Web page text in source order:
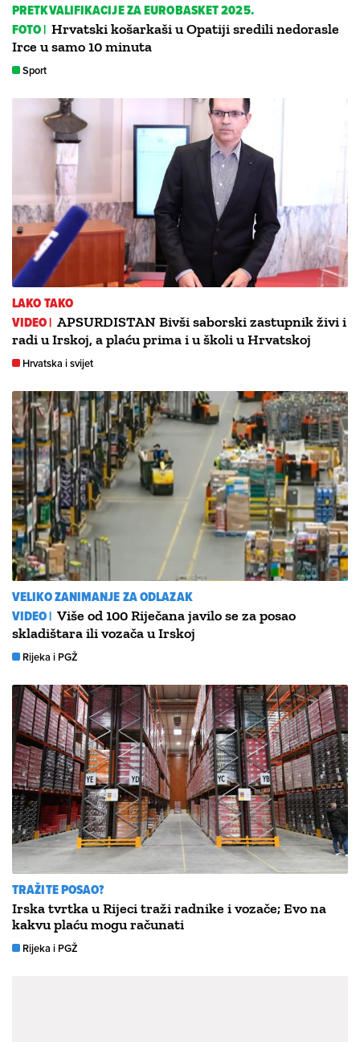
PRETKVALIFIKACIJE ZA EUROBASKET 2025.
FOTO | Hrvatski košarkaši u Opatiji sredili nedorasle
Irce u samo 10 minuta
Sport
LAKO TAKO
VIDEO | APSURDISTAN Bivši saborski zastupnik živi i
radi u Irskoj, a plaću prima i u školi u Hrvatskoj
Hrvatska i svijet
VELIKO ZANIMANJE ZA ODLAZAK
VIDEO | Više od 100 Riječana javilo se za posao
skladištara ili vozača u Irskoj
Rijeka i PGŽ
TRAŽITE POSAO?
Irska tvrtka u Rijeci traži radnike i vozače; Evo na
kakvu plaću mogu računati
Rijeka i PGŽ